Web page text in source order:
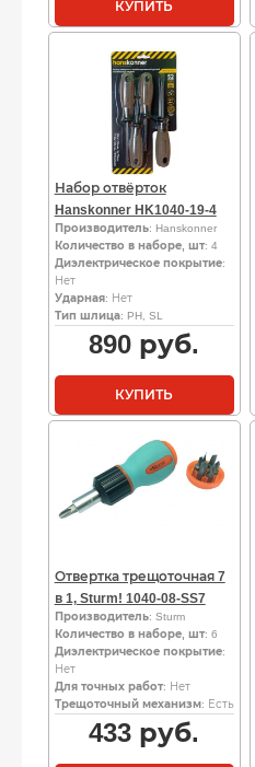
КУПИТЬ
Набор отвёрток
Hanskonner HK1040-19-4
Производитель: Hanskonner
Количество в наборе, шт: 4
Диэлектрическое покрытие:
Нет
Ударная: Нет
Тип шлица: PH, SL
890 руб.
КУПИТЬ
Отвертка трещоточная 7
в 1, Sturm! 1040-08-SS7
Производитель: Sturm
Количество в наборе, шт: 6
Диэлектрическое покрытие:
Нет
Для точных работ: Нет
Трещоточный механизм: Есть
433 руб.